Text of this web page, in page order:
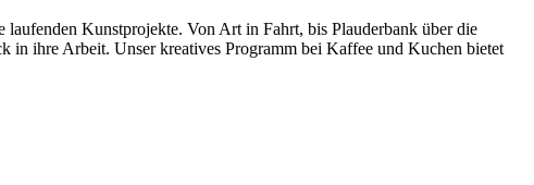
Kunstprojekte. Von Art in Fahrt, bis Plauderbank über die
in ihre Arbeit. Unser kreatives Programm bei Kaffee und Kuchen bietet